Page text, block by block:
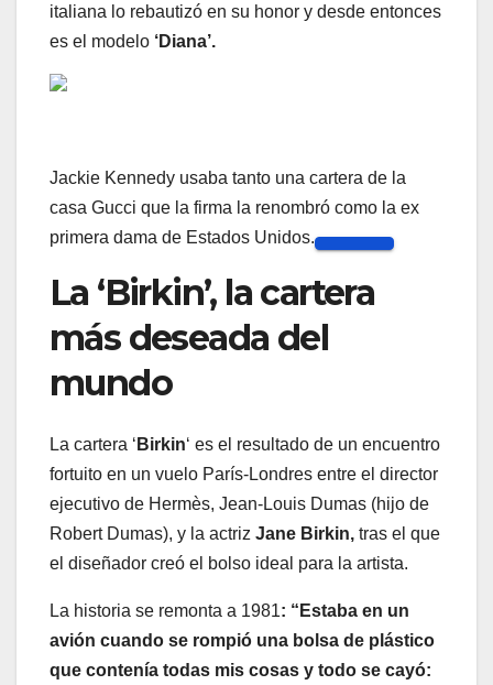
italiana lo rebautizó en su honor y desde entonces
es el modelo ‘Diana’.
Jackie Kennedy usaba tanto una cartera de la
casa Gucci que la firma la renombró como la ex
primera dama de Estados Unidos.
La ‘Birkin’, la cartera
más deseada del
mundo
La cartera ‘ Birkin‘ es el resultado de un encuentro
fortuito en un vuelo París-Londres entre el director
ejecutivo de Hermès, Jean-Louis Dumas (hijo de
Robert Dumas), y la actriz Jane Birkin, tras el que
el diseñador creó el bolso ideal para la artista.
La historia se remonta a 1981: “Estaba en un
avión cuando se rompió una bolsa de plástico
que contenía todas mis cosas y todo se cayó: